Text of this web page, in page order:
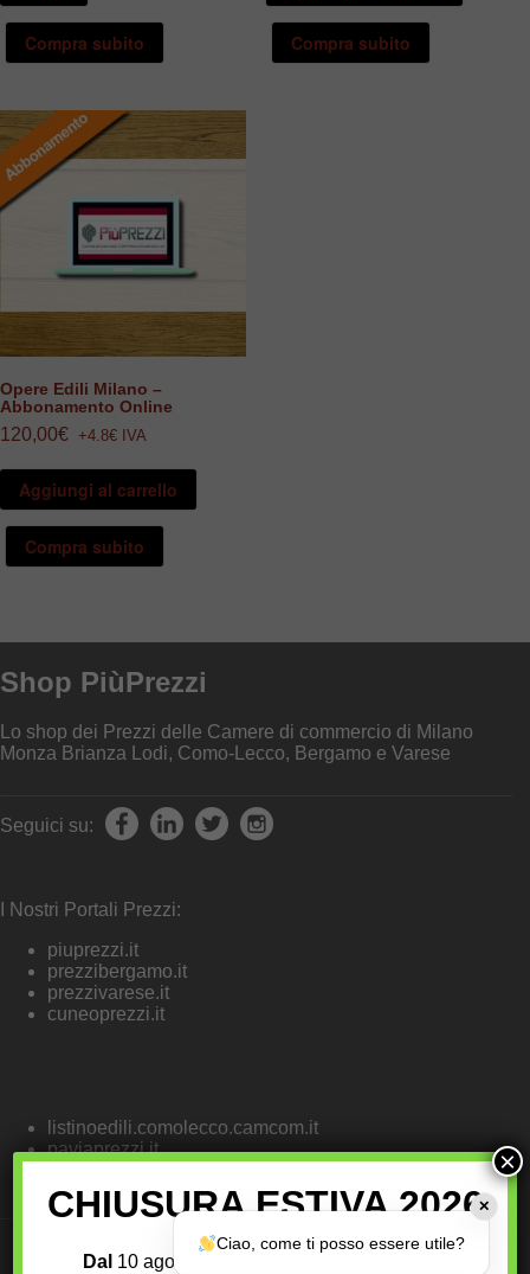
Compra subito Compra subito
Opere Edili Milano –
Abbonamento Online
120,00€ +4.8€ IVA
Aggiungi al carrello
Compra subito
Shop PiùPrezzi
Lo shop dei Prezzi delle Camere di commercio di Milano
Monza Brianza Lodi, Como-Lecco, Bergamo e Varese
Seguici su:
I Nostri Portali Prezzi:
piuprezzi.it
prezzibergamo.it
prezzivarese.it
cuneoprezzi.it
listinoedili.comolecco.camcom.it
paviaprezzi.it
Chi Siamo | Privacy Policy
CHIUSURA ESTIVA 2026
Dal 10 agosto al 25 agosto 2026
×
✕
Ciao, come ti posso essere utile?